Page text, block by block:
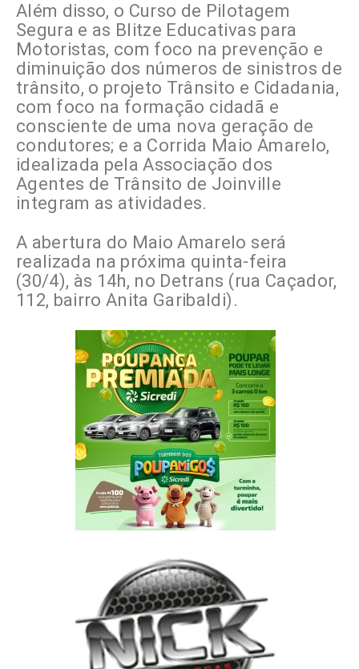
Além disso, o Curso de Pilotagem
Segura e as Blitze Educativas para
Motoristas, com foco na prevenção e
diminuição dos números de sinistros de
trânsito, o projeto Trânsito e Cidadania,
com foco na formação cidadã e
consciente de uma nova geração de
condutores; e a Corrida Maio Amarelo,
idealizada pela Associação dos
Agentes de Trânsito de Joinville
integram as atividades.
A abertura do Maio Amarelo será
realizada na próxima quinta-feira
(30/4), às 14h, no Detrans (rua Caçador,
112, bairro Anita Garibaldi).